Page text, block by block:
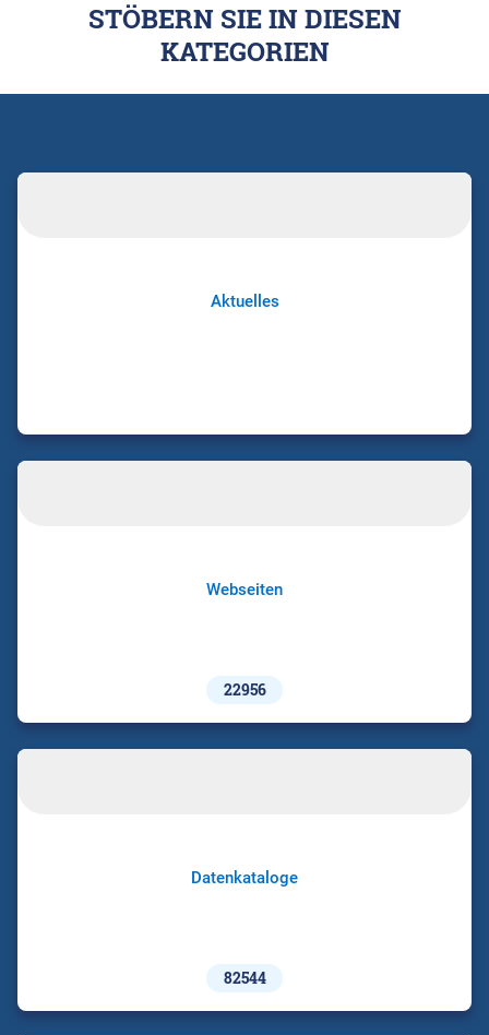
STÖBERN SIE IN DIESEN
KATEGORIEN
Aktuelles
Webseiten
22956
Datenkataloge
82544